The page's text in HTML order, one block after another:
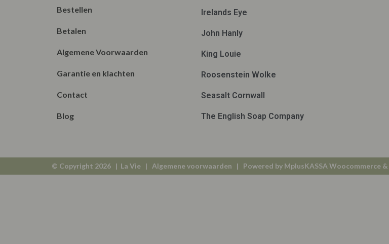
Bestellen
Betalen
Algemene Voorwaarden
Garantie en klachten
Contact
Blog
Irelands Eye
John Hanly
King Louie
Roosenstein Wolke
Seasalt Cornwall
The English Soap Company
© Copyright 2026 | La Vie | Algemene voorwaarden | Powered by MplusKASSA Woocommerce &